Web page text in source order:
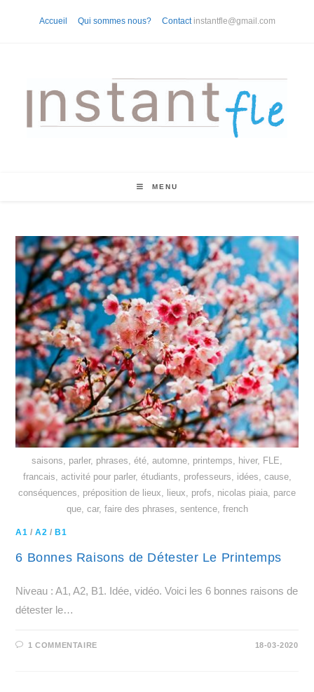
Accueil Qui sommes nous? Contact instantfle@gmail.com
MENU
saisons, parler, phrases, été, automne, printemps, hiver, FLE,
francais, activité pour parler, étudiants, professeurs, idées, cause,
conséquences, préposition de lieux, lieux, profs, nicolas piaia, parce
que, car, faire des phrases, sentence, french
A1 /A2 /B1
6 Bonnes Raisons de Détester Le Printemps
Niveau : A1, A2, B1. Idée, vidéo. Voici les 6 bonnes raisons de
détester le…
1 COMMENTAIRE 18-03-2020